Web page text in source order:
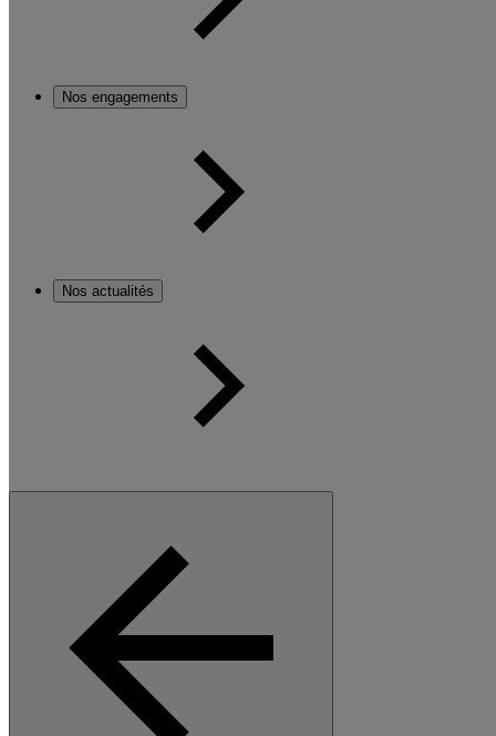
Nos engagements
Nos actualités